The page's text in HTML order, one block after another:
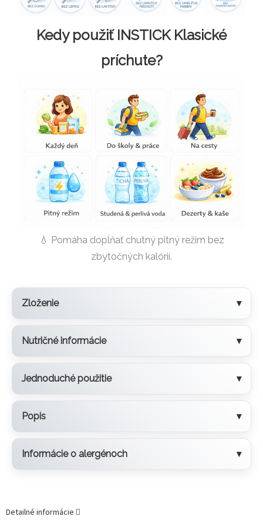
Kedy použiť INSTICK Klasické
príchute?
💧 Pomáha dopĺňať chutný pitný režim bez
zbytočných kalórií.
Zloženie
Nutričné informácie
Jednoduché použitie
Popis
Informácie o alergénoch
Detailné informácie